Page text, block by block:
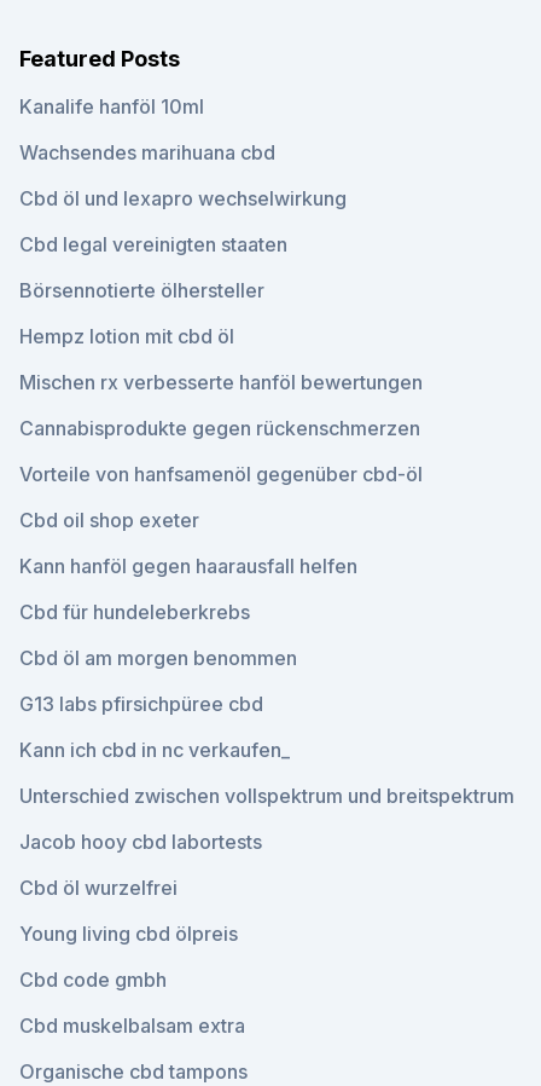
Featured Posts
Kanalife hanföl 10ml
Wachsendes marihuana cbd
Cbd öl und lexapro wechselwirkung
Cbd legal vereinigten staaten
Börsennotierte ölhersteller
Hempz lotion mit cbd öl
Mischen rx verbesserte hanföl bewertungen
Cannabisprodukte gegen rückenschmerzen
Vorteile von hanfsamenöl gegenüber cbd-öl
Cbd oil shop exeter
Kann hanföl gegen haarausfall helfen
Cbd für hundeleberkrebs
Cbd öl am morgen benommen
G13 labs pfirsichpüree cbd
Kann ich cbd in nc verkaufen_
Unterschied zwischen vollspektrum und breitspektrum
Jacob hooy cbd labortests
Cbd öl wurzelfrei
Young living cbd ölpreis
Cbd code gmbh
Cbd muskelbalsam extra
Organische cbd tampons